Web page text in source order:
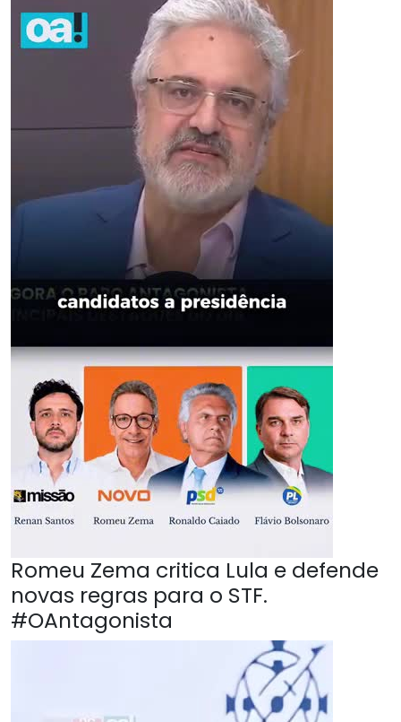
Romeu Zema critica Lula e defende
novas regras para o STF.
#OAntagonista